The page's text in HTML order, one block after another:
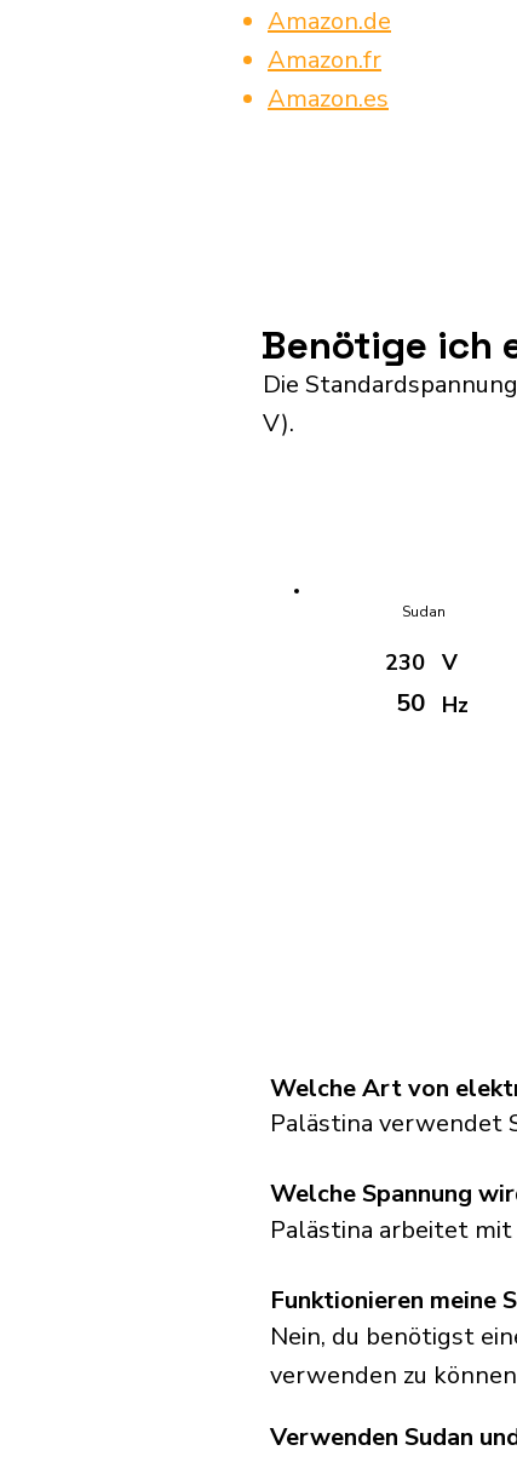
Amazon.de
Amazon.fr
Amazon.es
Benötige ich
Die
V).
Sudan
230
50
V
Hz
Welche Art von
Palästina verwendet
Welche Spannung
Palästina arbeitet mit
Funktionieren meine
Nein, du benötigst
verwenden zu
Verwenden Sudan